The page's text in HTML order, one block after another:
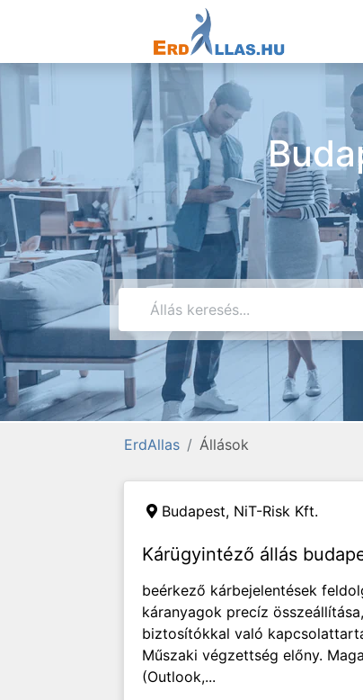
ErdAllas Állások
Budapest, NiT-Risk Kft.
Kárügyintéző állás
beérkező kárbejelentések
káranyagok precíz
biztosítókkal való
Műszaki végzettség előny.
(Outlook,...